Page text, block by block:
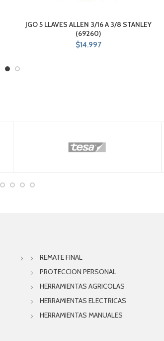
JGO 5 LLAVES ALLEN 3/16 A 3/8 STANLEY
(69260)
$14.997
REMATE FINAL
PROTECCION PERSONAL
HERRAMIENTAS AGRICOLAS
HERRAMIENTAS ELECTRICAS
HERRAMIENTAS MANUALES